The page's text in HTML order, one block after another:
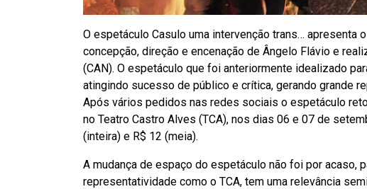
O espetáculo Casulo uma intervenção trans… apresenta
concepção, direção e encenação de Ângelo Flávio e
(CAN). O espetáculo que foi anteriormente idealizado
atingindo sucesso de público e crítica, gerando grande
Após vários pedidos nas redes sociais o espetáculo
no Teatro Castro Alves (TCA), nos dias 06 e 07 de
(inteira) e R$ 12 (meia).
A mudança de espaço do espetáculo não foi por acaso,
representatividade como o TCA, tem uma relevância